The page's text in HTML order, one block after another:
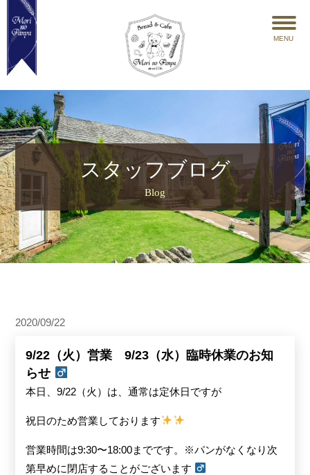
MENU
スタッフブログ
Blog
2020/09/22
9/22（火）営業 9/23（水）臨時休業のお知
らせ ‍
本日、9/22（火）は、通常は定休日ですが
祝日のため営業しております
営業時間は9:30〜18:00までです。※パンがなくなり次
第早めに閉店することがございます ‍